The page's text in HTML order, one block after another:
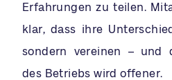
Erfahrungen zu teilen.
klar, dass ihre
sondern vereinen ­– und
des Betriebs wird offener.